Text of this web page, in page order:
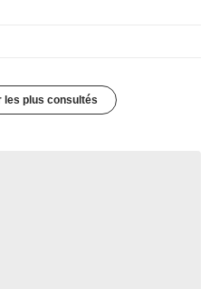
les plus consultés